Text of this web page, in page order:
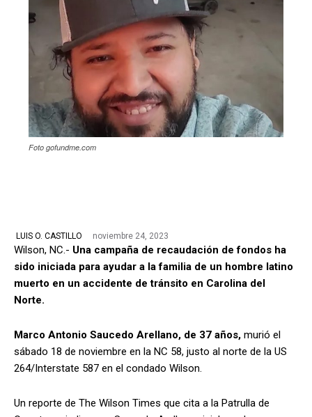
Foto gofundme.com
LUIS O. CASTILLO noviembre 24, 2023
Wilson, NC.- Una campaña de recaudación de fondos ha
sido iniciada para ayudar a la familia de un hombre latino
muerto en un accidente de tránsito en Carolina del
Norte.
Marco Antonio Saucedo Arellano, de 37 años, murió el
sábado 18 de noviembre en la NC 58, justo al norte de la US
264/Interstate 587 en el condado Wilson.
Un reporte de The Wilson Times que cita a la Patrulla de